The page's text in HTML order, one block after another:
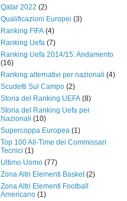
Qatar 2022 (2)
Qualificazioni Europei (3)
Ranking FIFA (4)
Ranking Uefa (7)
Ranking Uefa 2014/15: Andamento
(16)
Ranking alternativi per nazionali (4)
Scudetti Sul Campo (2)
Storia del Ranking UEFA (8)
Storia del Ranking Uefa per
Nazionali (10)
Supercoppa Europea (1)
Top 100 All-Time dei Commissari
Tecnici (1)
Ultimo Uomo (77)
Zona Altri Elementi Basket (2)
Zona Altri Elementi Football
Americano (1)